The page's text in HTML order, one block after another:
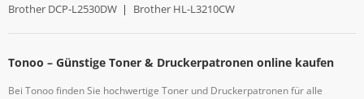
Brother DCP-L2530DW | Brother HL-L3210CW
Tonoo – Günstige Toner & Druckerpatronen online kaufen
Bei Tonoo finden Sie hochwertige Toner und Druckerpatronen für alle